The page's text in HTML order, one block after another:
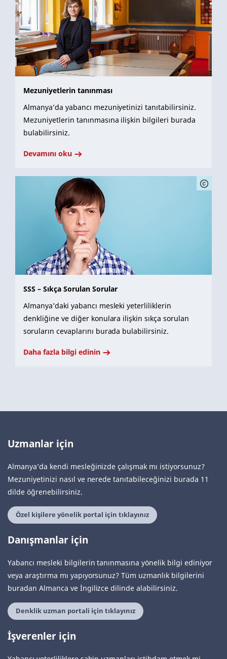
Mezuniyetlerin tanınması
Almanya’da yabancı mezuniyetinizi tanıtabilirsiniz.
Mezuniyetlerin tanınmasına ilişkin bilgileri burada
bulabilirsiniz.
Devamını oku
SSS – Sıkça Sorulan Sorular
Almanya’daki yabancı mesleki yeterliliklerin
denkliğine ve diğer konulara ilişkin sıkça sorulan
soruların cevaplarını burada bulabilirsiniz.
Daha fazla bilgi edinin
Uzmanlar için
Almanya’da kendi mesleğinizde çalışmak mı istiyorsunuz?
Mezuniyetinizi nasıl ve nerede tanıtabileceğinizi burada 11
dilde öğrenebilirsiniz.
Özel kişilere yönelik portal için tıklayınız
Danışmanlar için
Yabancı mesleki bilgilerin tanınmasına yönelik bilgi ediniyor
veya araştırma mı yapıyorsunuz? Tüm uzmanlık bilgilerini
buradan Almanca ve İngilizce dilinde alabilirsiniz.
Denklik uzman portali için tıklayınız
İşverenler için